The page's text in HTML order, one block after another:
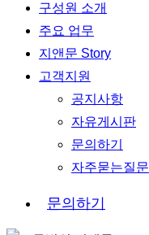
구성원 소개
주요 업무
지앤문 Story
고객지원
공지사항
자유게시판
문의하기
자주묻는질문
문의 하기